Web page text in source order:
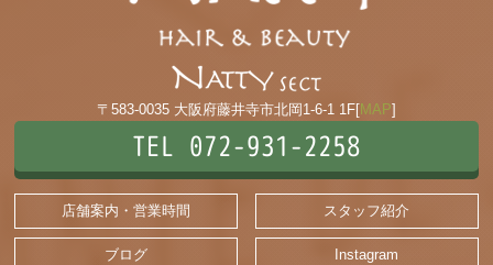
〒583-0035 大阪府藤井寺市北岡1-6-1 1F[MAP]
TEL 072-931-2258
店舗案内・営業時間 スタッフ紹介
ブログ Instagram